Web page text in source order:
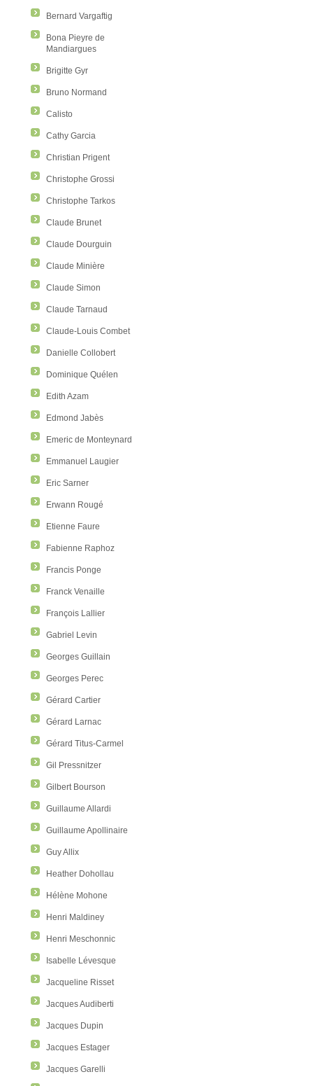
Bernard Vargaftig
Bona Pieyre de
Mandiargues
Brigitte Gyr
Bruno Normand
Calisto
Cathy Garcia
Christian Prigent
Christophe Grossi
Christophe Tarkos
Claude Brunet
Claude Dourguin
Claude Minière
Claude Simon
Claude Tarnaud
Claude-Louis Combet
Danielle Collobert
Dominique Quélen
Edith Azam
Edmond Jabès
Emeric de Monteynard
Emmanuel Laugier
Eric Sarner
Erwann Rougé
Etienne Faure
Fabienne Raphoz
Francis Ponge
Franck Venaille
François Lallier
Gabriel Levin
Georges Guillain
Georges Perec
Gérard Cartier
Gérard Larnac
Gérard Titus-Carmel
Gil Pressnitzer
Gilbert Bourson
Guillaume Allardi
Guillaume Apollinaire
Guy Allix
Heather Dohollau
Hélène Mohone
Henri Maldiney
Henri Meschonnic
Isabelle Lévesque
Jacqueline Risset
Jacques Audiberti
Jacques Dupin
Jacques Estager
Jacques Garelli